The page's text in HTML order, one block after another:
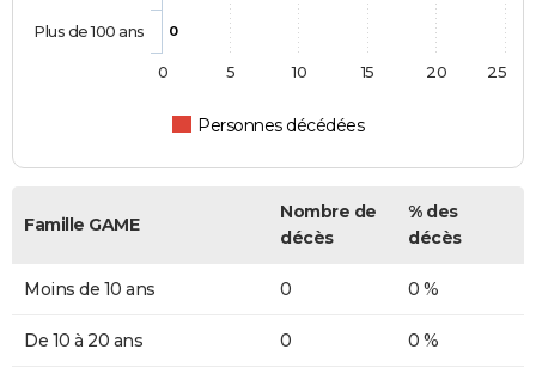
0
Personnes décédées
Plus de 100 ans
0 5 10 15 20 25
Famille GAME
Nombre de
décès
% des
décès
Moins de 10 ans 0 0 %
De 10 à 20 ans 0 0 %